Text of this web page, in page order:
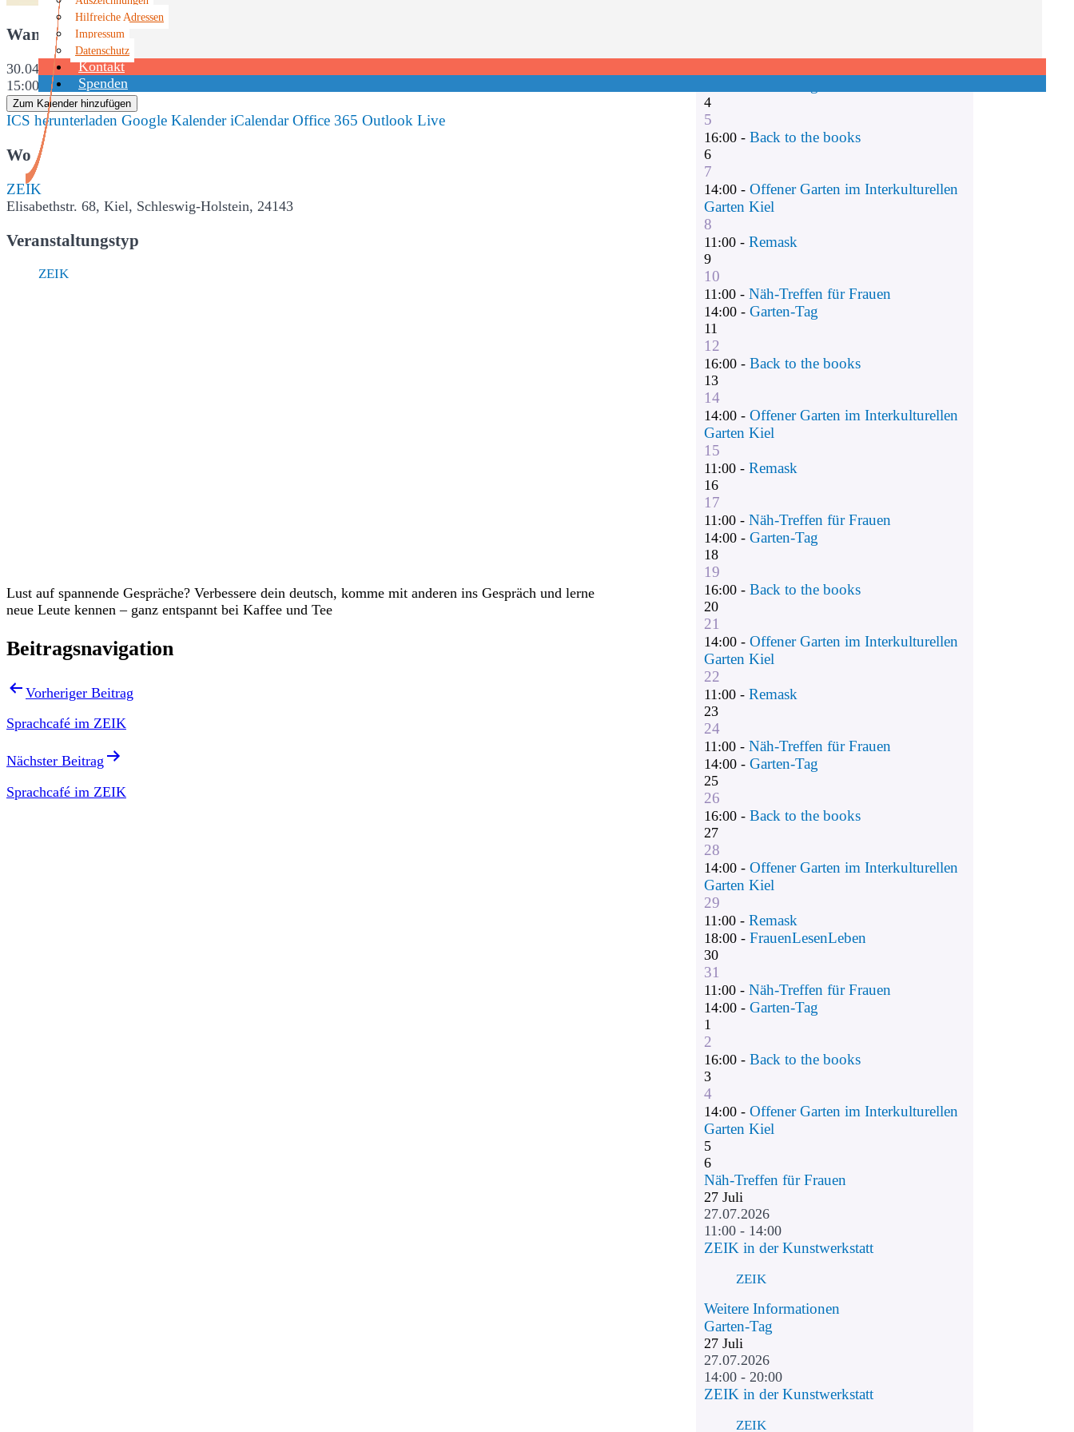
Hilfreiche Adressen
Impressum
Datenschutz
Kontakt
Spenden
Wann
30.04.2025
15:00 - 17:00
Zum Kalender hinzufügen
ICS herunterladen Google Kalender iCalendar Office 365 Outlook Live
Wo
ZEIK
Elisabethstr. 68, Kiel, Schleswig-Holstein, 24143
Veranstaltungstyp
ZEIK
Lust auf spannende Gespräche? Verbessere dein deutsch, komme mit anderen ins Gespräch und lerne
neue Leute kennen – ganz entspannt bei Kaffee und Tee
Beitragsnavigation
Vorheriger Beitrag
Sprachcafé im ZEIK
Nächster Beitrag
Sprachcafé im ZEIK
4
5
16:00 -Back to the books
6
7
14:00 -Offener Garten im Interkulturellen
Garten Kiel
8
11:00 -Remask
9
10
11:00 -Näh-Treffen für Frauen
14:00 -Garten-Tag
11
12
16:00 -Back to the books
13
14
14:00 -Offener Garten im Interkulturellen
Garten Kiel
15
11:00 -Remask
16
17
11:00 -Näh-Treffen für Frauen
14:00 -Garten-Tag
18
19
16:00 -Back to the books
20
21
14:00 -Offener Garten im Interkulturellen
Garten Kiel
22
11:00 -Remask
23
24
11:00 -Näh-Treffen für Frauen
14:00 -Garten-Tag
25
26
16:00 -Back to the books
27
28
14:00 -Offener Garten im Interkulturellen
Garten Kiel
29
11:00 -Remask
18:00 -FrauenLesenLeben
30
31
11:00 -Näh-Treffen für Frauen
14:00 -Garten-Tag
1
2
16:00 -Back to the books
3
4
14:00 -Offener Garten im Interkulturellen
Garten Kiel
5
6
Näh-Treffen für Frauen
27 Juli
27.07.2026
11:00 - 14:00
ZEIK in der Kunstwerkstatt
ZEIK
Weitere Informationen
Garten-Tag
27 Juli
27.07.2026
14:00 - 20:00
ZEIK in der Kunstwerkstatt
ZEIK